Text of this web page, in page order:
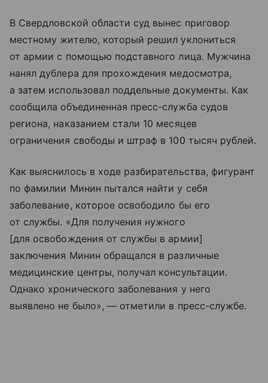
В Свердловской области суд вынес приговор
местному жителю, который решил уклониться
от армии с помощью подставного лица. Мужчина
нанял дублера для прохождения медосмотра,
а затем использовал поддельные документы. Как
сообщила объединенная пресс-служба судов
региона, наказанием стали 10 месяцев
ограничения свободы и штраф в 100 тысяч рублей.
Как выяснилось в ходе разбирательства, фигурант
по фамилии Минин пытался найти у себя
заболевание, которое освободило бы его
от службы. «Для получения нужного
[для освобождения от службы в армии]
заключения Минин обращался в различные
медицинские центры, получал консультации.
Однако хронического заболевания у него
выявлено не было», — отметили в пресс-службе.